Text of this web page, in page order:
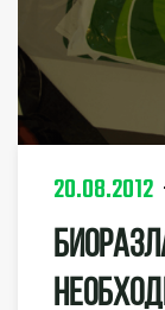
20.08.2012